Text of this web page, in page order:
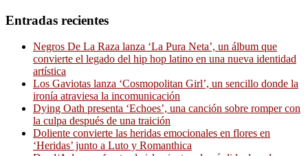
Entradas recientes
Negros De La Raza lanza ‘La Pura Neta’, un álbum que
convierte el legado del hip hop latino en una nueva identidad
artística
Los Gaviotas lanza ‘Cosmopolitan Girl’, un sencillo donde la
ironía atraviesa la incomunicación
Dying Oath presenta ‘Echoes’, una canción sobre romper con
la culpa después de una traición
Doliente convierte las heridas emocionales en flores en
‘Heridas’ junto a Luto y Romanthica